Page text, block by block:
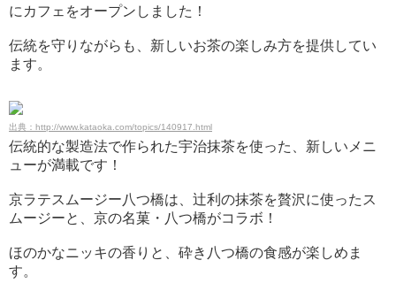
にカフェをオープンしました！
伝統を守りながらも、新しいお茶の楽しみ方を提供してい
ます。
出典：http://www.kataoka.com/topics/140917.html
伝統的な製造法で作られた宇治抹茶を使った、新しいメニ
ューが満載です！
京ラテスムージー八つ橋は、辻利の抹茶を贅沢に使ったス
ムージーと、京の名菓・八つ橋がコラボ！
ほのかなニッキの香りと、砕き八つ橋の食感が楽しめま
す。